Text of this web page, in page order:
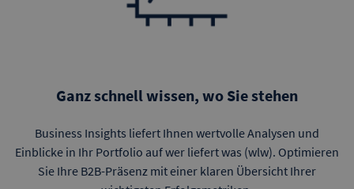
Ganz schnell wissen, wo Sie stehen
Business Insights liefert Ihnen wertvolle Analysen und
Einblicke in Ihr Portfolio auf wer liefert was (wlw). Optimieren
Sie Ihre B2B-Präsenz mit einer klaren Übersicht Ihrer